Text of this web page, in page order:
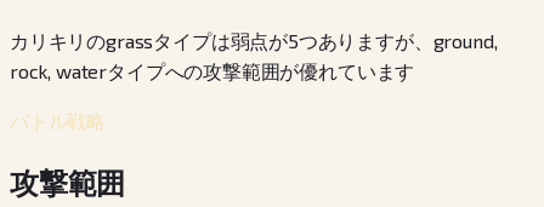
カリキリのgrassタイプは弱点が5つありますが、ground,
rock, waterタイプへの攻撃範囲が優れています
バトル戦略
攻撃範囲